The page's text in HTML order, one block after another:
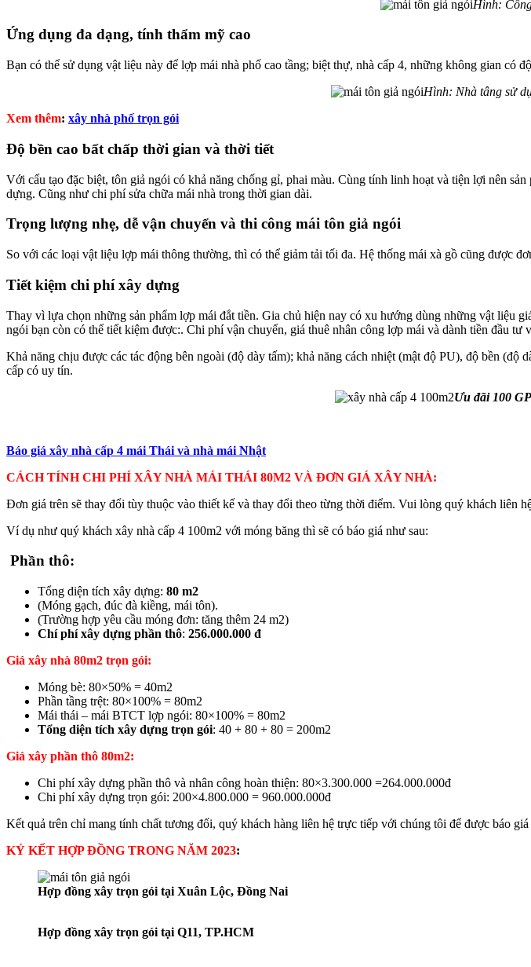
Hình:
Ứng dụng đa dạng, tính thẩm mỹ cao
Bạn có thể sử dụng vật liệu này để lợp mái nhà phố cao tầng; biệt thự, nhà cấp 4, những không gian có
Hình: Nhà tâng sử
Xem thêm: xây nhà phố trọn gói
Độ bền cao bất chấp thời gian và thời tiết
Với cấu tạo đặc biệt, tôn giả ngói có khả năng chống gỉ, phai màu. Cùng tính linh hoạt và tiện lợi nên
dựng. Cũng như chi phí sửa chữa mái nhà trong thời gian dài.
Trọng lượng nhẹ, dễ vận chuyển và thi công mái tôn giả ngói
So với các loại vật liệu lợp mái thông thường, thì có thể giảm tải tối đa. Hệ thống mái xà gồ cũng được
Tiết kiệm chi phí xây dựng
Thay vì lựa chọn những sản phẩm lợp mái đắt tiền. Gia chủ hiện nay có xu hướng dùng những vật liệu
ngói bạn còn có thể tiết kiệm được:. Chi phí vận chuyển, giá thuê nhân công lợp mái và dành tiền đầu
Khả năng chịu được các tác động bên ngoài (độ dày tấm); khả năng cách nhiệt (mật độ PU), độ bền
cấp có uy tín.
Ưu đãi 100
Báo giá xây nhà cấp 4 mái Thái và nhà mái Nhật
CÁCH TÍNH CHI PHÍ XÂY NHÀ MÁI THÁI 80M2 VÀ ĐƠN GIÁ XÂY NHÀ:
Đơn giá trên sẽ thay đổi tùy thuộc vào thiết kế và thay đổi theo từng thời điểm. Vui lòng quý khách liên
Ví dụ như quý khách xây nhà cấp 4 100m2 với móng băng thì sẽ có báo giá như sau:
Phần thô:
Tổng diện tích xây dựng: 80 m2
(Móng gạch, đúc đà kiềng, mái tôn).
(Trường hợp yêu cầu móng đơn: tăng thêm 24 m2)
Chí phí xây dựng phần thô: 256.000.000 đ
Giá xây nhà 80m2 trọn gói:
Móng bè: 80×50% = 40m2
Phần tầng trệt: 80×100% = 80m2
Mái thái – mái BTCT lợp ngói: 80×100% = 80m2
Tổng diện tích xây dựng trọn gói: 40 + 80 + 80 = 200m2
Giá xây phần thô 80m2:
Chi phí xây dựng phần thô và nhân công hoàn thiện: 80×3.300.000 =264.000.000đ
Chi phí xây dựng trọn gói: 200×4.800.000 = 960.000.000đ
Kết quả trên chỉ mang tính chất tương đối, quý khách hàng liên hệ trực tiếp với chúng tôi để được báo
KÝ KẾT HỢP ĐỒNG TRONG NĂM 2023:
Hợp đồng xây trọn gói tại Xuân Lộc, Đồng Nai
Hợp đồng xây trọn gói tại Q11, TP.HCM